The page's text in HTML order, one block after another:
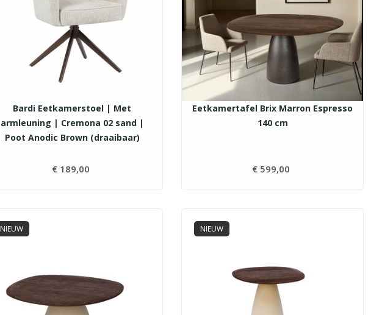
Bardi Eetkamerstoel | Met
armleuning | Cremona 02 sand |
Poot Anodic Brown (draaibaar)
€ 189,00
Eetkamertafel Brix Marron Espresso
140 cm
€ 599,00
NIEUW NIEUW